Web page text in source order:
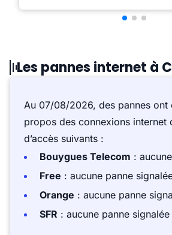
Les pannes internet à
Au 07/08/2026, des pannes ont
propos des connexions internet
d’accès suivants :
Bouygues Telecom :
Free : aucune panne
Orange : aucune panne
SFR : aucune panne signalée